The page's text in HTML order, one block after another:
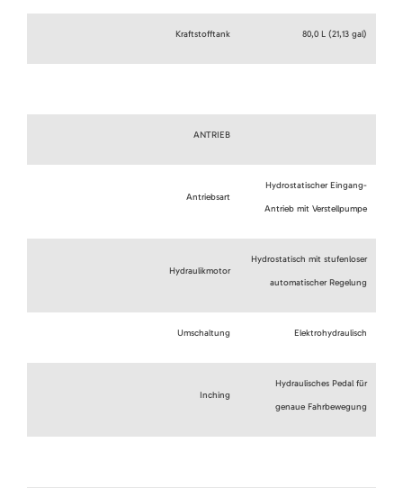
Kraftstofftank 80,0 L (21,13 gal)
ANTRIEB
Antriebsart
Hydrostatischer Eingang-
Antrieb mit Verstellpumpe
Hydraulikmotor
Hydrostatisch mit stufenloser
automatischer Regelung
Umschaltung Elektrohydraulisch
Inching
Hydraulisches Pedal für
genaue Fahrbewegung